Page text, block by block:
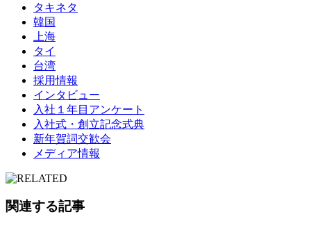
タキネタ
韓国
上海
タイ
台湾
採用情報
インタビュー
入社１年目アンケート
入社式・創立記念式典
新年賀詞交歓会
メディア情報
関連する記事